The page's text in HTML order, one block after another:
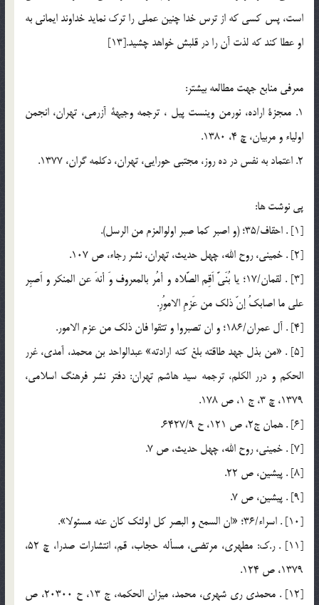
است، پس كسي كه از ترس خدا چنين عملي را ترك نمايد خداوند ايماني به
او عطا كند كه لذت آن را در قلبش خواهد چشيد.[13]
معرفي منابع جهت مطالعه بيشتر:
1. معجزة اراده، نورمن وينست پيل ، ترجمه وجيهة آزرمي، تهران، انجمن
اولياء و مربيان، چ 4، 1380.
2. اعتماد به نفس در ده روز، مجتبي حورايي، تهران، دكلمه گران، 1377.
پي نوشت ها:
[1] . احقاف/35؛ (و اصبر كما صبر اولوالعزم من الرسل).
[2] . خميني، روح الله، چهل حديث، تهران، نشر رجاء، ص 107.
[3] . لقمان/17؛ يا بُنَيَّ اَقِم الصَّلاه و أمُر بالمعروف وَ أنهَ عن المنكر و اَصبِر
علي ما اصابكُ إنّ ذلك من عَزمِ الاموُرِ.
[4] . آل عمران/186؛ و ان تصبروا و تتقوا فان ذلك من عزم الامور.
[5] . «من بذل جهد طاقته بلغ كنه ارادته» عبدالواحد بن محمد، آمدي، غرر
الحكم و درر الكلم، ترجمه سيد هاشم تهران: دفتر نشر فرهنگ اسلامي،
1379، چ 3، ج 1، ص 178.
[6] . همان ج2، ص 121، ح 6427/9.
[7] . خميني، روح الله، چهل حديث، ص 7.
[8] . پيشين، ص 22.
[9] . پيشين، ص 7.
[10] . اسراء/36؛ «ان السمع و البصر كل اولئك كان عنه مسئولا».
[11] . ر.ك: مطهري، مرتضي، مسأله حجاب، قم، انتشارات صدرا، چ 52،
1379، ص 124.
[12] . محمدي ري شهري، محمد، ميزان الحكمه، ج 13، ح 20300، ص